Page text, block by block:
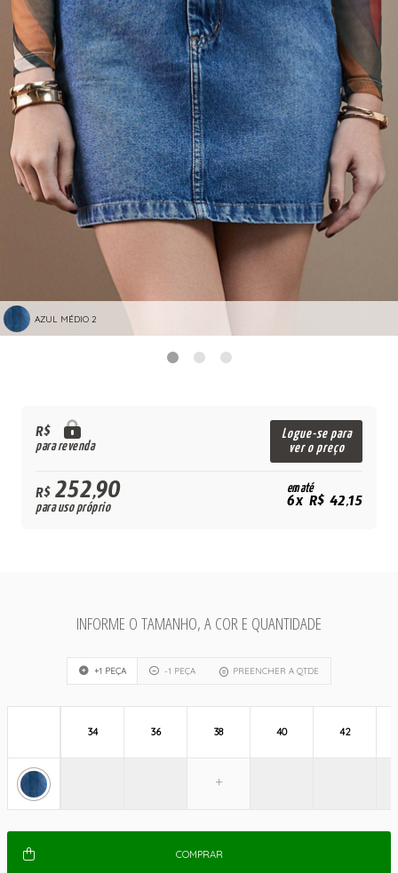
AZUL MÉDIO 2
R$
para revenda
Logue-se para
ver o preço
R$252,90
para uso próprio
em até
6x R$ 42,15
INFORME O TAMANHO, A COR E QUANTIDADE
+1 PEÇA -1 PEÇA PREENCHER A QTDE
34 36 38 40 42
COMPRAR